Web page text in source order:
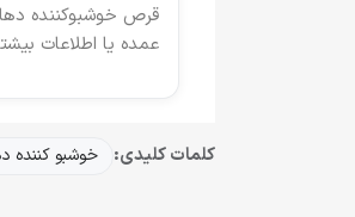
عمده یا اطلاعات
کلمات کلیدی: خوشبو کننده